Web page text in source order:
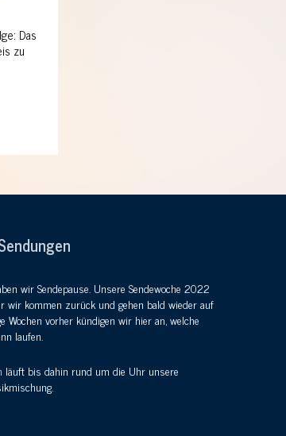
Das
zu
wir Sendepause. Unsere Sendewoche 2022
wir kommen zurück und gehen bald wieder auf
Wochen vorher kündigen wir hier an, welche
laufen.
läuft bis dahin rund um die Uhr unsere